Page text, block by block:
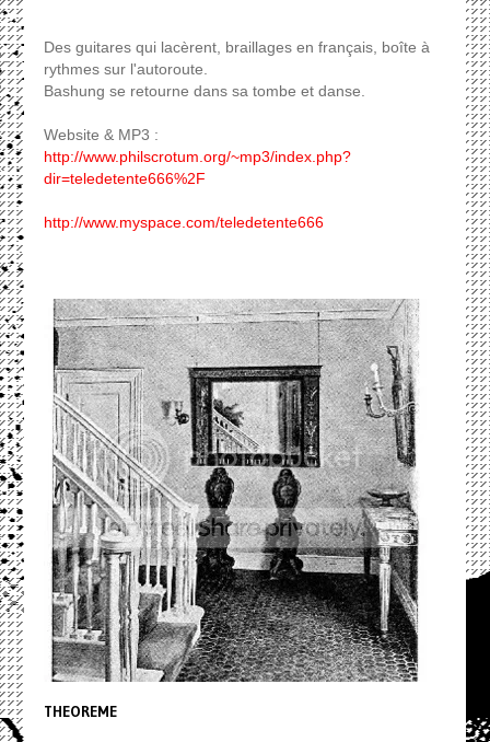
Des guitares qui lacèrent, braillages en français, boîte à
rythmes sur l'autoroute.
Bashung se retourne dans sa tombe et danse.
Website & MP3 :
http://www.philscrotum.org/~mp3/index.php?
dir=teledetente666%2F
http://www.myspace.com/teledetente666
THEOREME